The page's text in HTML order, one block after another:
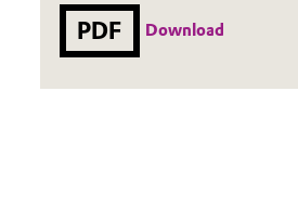
PDF Download